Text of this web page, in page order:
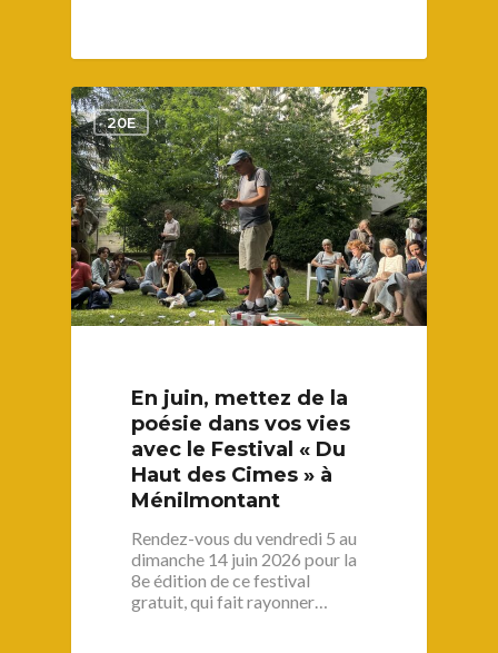
20E
En juin, mettez de la
poésie dans vos vies
avec le Festival « Du
Haut des Cimes » à
Ménilmontant
Rendez-vous du vendredi 5 au
dimanche 14 juin 2026 pour la
8e édition de ce festival
gratuit, qui fait rayonner…
1